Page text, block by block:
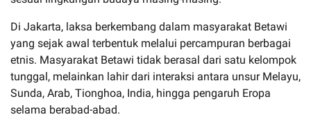
Di Jakarta, laksa berkembang dalam masyarakat Betawi
yang sejak awal terbentuk melalui percampuran berbagai
etnis. Masyarakat Betawi tidak berasal dari satu kelompok
tunggal, melainkan lahir dari interaksi antara unsur Melayu,
Sunda, Arab, Tionghoa, India, hingga pengaruh Eropa
selama berabad-abad.